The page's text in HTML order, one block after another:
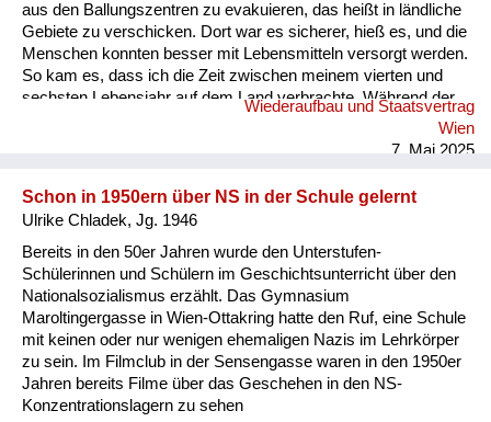
aus den Ballungszentren zu evakuieren, das heißt in ländliche
Gebiete zu verschicken. Dort war es sicherer, hieß es, und die
Menschen konnten besser mit Lebensmitteln versorgt werden.
So kam es, dass ich die Zeit zwischen meinem vierten und
sechsten Lebensjahr auf dem Land verbrachte. Während der
Zeit unserer Evakuierung fuhren wir einige Male nach Wien,
wo mir mulmig zumut war, wenn Erwachsene in Hektik
Kuckucks ertönte, womit Tiefflieger angekündigt wurden. Dann
schnappte mich ein Familienmitgli...
Wiederaufbau und Staatsvertrag
Wien
7. Mai 2025
Schon in 1950ern über NS in der Schule gelernt
Ulrike Chladek, Jg. 1946
Bereits in den 50er Jahren wurde den Unterstufen-
Schülerinnen und Schülern im Geschichtsunterricht über den
Nationalsozialismus erzählt. Das Gymnasium
Maroltingergasse in Wien-Ottakring hatte den Ruf, eine Schule
mit keinen oder nur wenigen ehemaligen Nazis im Lehrkörper
zu sein. Im Filmclub in der Sensengasse waren in den 1950er
Jahren bereits Filme über das Geschehen in den NS-
Konzentrationslagern zu sehen